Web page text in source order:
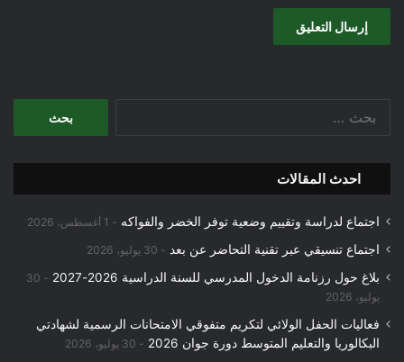
احدث المقالات
اجتماع لدراسة وتقييم وضعية توفر الخضر والفواكه 1 أغسطس، 2026
اجتماع تنسيقي عبر تقنية التحاضر عن بعد 30 يوليو، 2026
بلاغ حول رزنامة الدخول المدرسي للسنة الدراسية 2026-2027
30
يوليو، 2026
فعاليات الحفل الولائي لتكريم متفوقي الامتحانات الرسمية لشهادتي
البكالوريا والتعليم المتوسط دورة جوان 2026
30 يوليو، 2026